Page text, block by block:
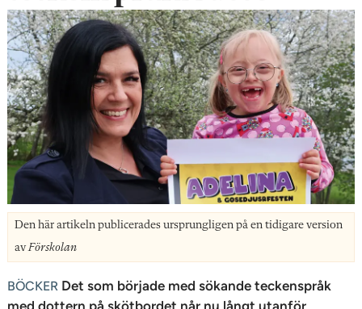
Den här artikeln publicerades ursprungligen på en tidigare version
avFörskolan
BÖCKER Det som började med sökande teckenspråk